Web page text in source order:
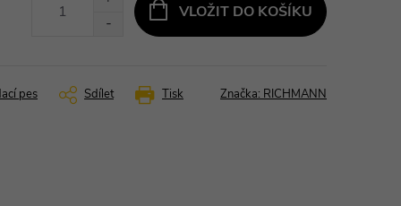
VLOŽIT DO KOŠÍKU
Tisk
pes Sdílet Značka: RICHMANN